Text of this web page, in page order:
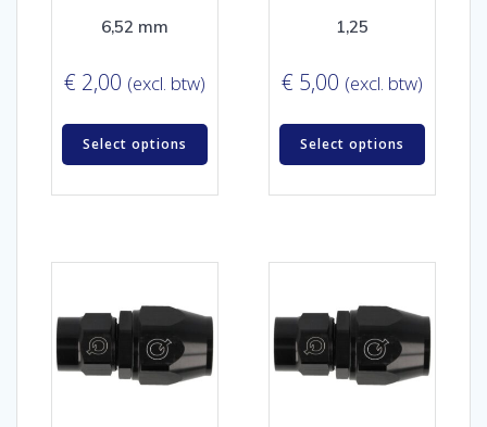
6,52 mm
€ 2,00 (excl. btw)
Select options
1,25
€ 5,00 (excl. btw)
Select options